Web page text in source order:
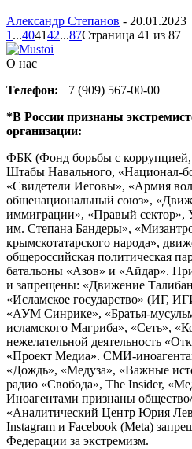
Александр Степанов - 20.01.2023
1 ...404142...87Страница 41 из 87
О нас
Телефон: +7 (909) 567-00-00
*В России признаны
организации:
ФБК (Фонд борьбы с коррупцией,
Штабы Навального, «Национал-
«Свидетели Иеговы», «Армия
общенациональный союз»,
иммиграции», «Правый
им. Степана Бандеры»,
крымскотатарского народа»,
общероссийская политическая
батальоны «Азов» и «Айдар».
и запрещены: «Движение
«Исламское государство» (ИГ,
«АУМ Синрике», «Братья-
исламского Магриба», «Сеть»,
нежелательной деятельность
«Проект Медиа». СМИ-
«Дождь», «Медуза», «Важные
радио «Свобода», The Insider,
Иноагентами признаны
«Аналитический Центр Юрия
Instagram и Facebook (Metа)
Федерации за экстремизм.